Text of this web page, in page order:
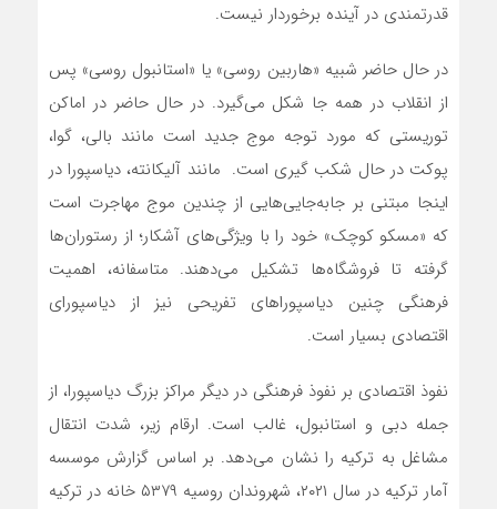
قدرتمندی در آینده برخوردار نیست.
در حال حاضر شبیه «هاربین روسی» یا «استانبول روسی» پس
از انقلاب در همه جا شکل می‌گیرد. در حال حاضر در اماکن
توریستی که مورد توجه موج جدید است مانند بالی، گوا،
پوکت در حال شکب گیری است. مانند آلیکانته، دیاسپورا در
اینجا مبتنی بر جابه‌جایی‌هایی از چندین موج مهاجرت است
که «مسکو کوچک» خود را با ویژگی‌های آشکار؛ از رستوران‌ها
گرفته تا فروشگاه‌ها تشکیل می‌دهند. متاسفانه، اهمیت
فرهنگی چنین دیاسپوراهای تفریحی نیز از دیاسپورای
اقتصادی بسیار است.
نفوذ اقتصادی بر نفوذ فرهنگی در دیگر مراکز بزرگ دیاسپورا، از
جمله دبی و استانبول، غالب است. ارقام زیر، شدت انتقال
مشاغل به ترکیه را نشان می‌دهد. بر اساس گزارش موسسه
آمار ترکیه در سال ۲۰۲۱، شهروندان روسیه ۵۳۷۹ خانه در ترکیه